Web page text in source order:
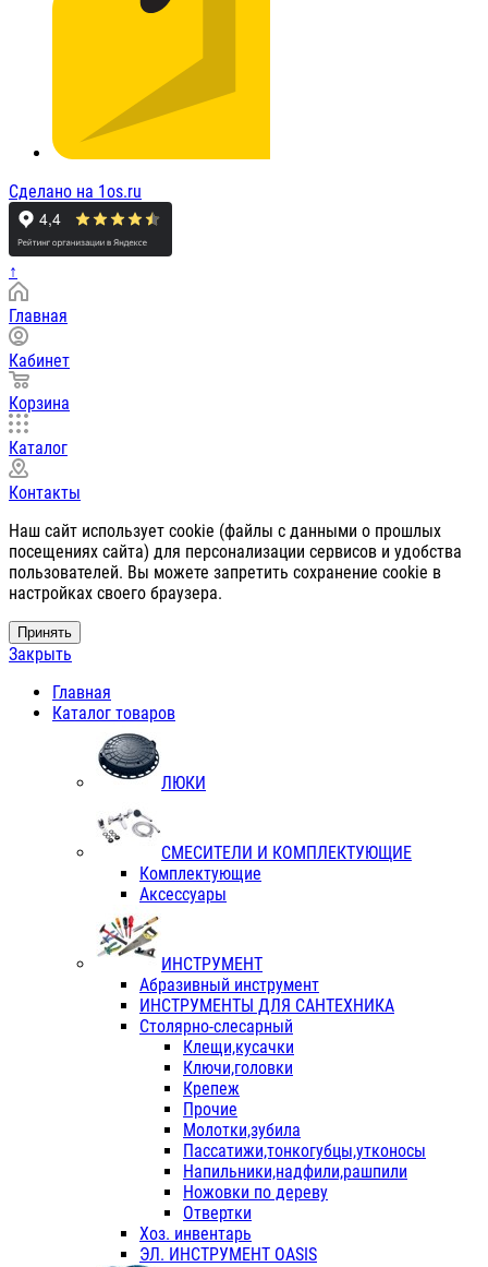
Сделано на 1os.ru
↑
Главная
Кабинет
Корзина
Каталог
Контакты
Наш сайт использует cookie (файлы с данными о прошлых
посещениях сайта) для персонализации сервисов и удобства
пользователей. Вы можете запретить сохранение cookie в
настройках своего браузера.
Принять
Закрыть
Главная
Каталог товаров
ЛЮКИ
СМЕСИТЕЛИ И КОМПЛЕКТУЮЩИЕ
Комплектующие
Аксессуары
ИНСТРУМЕНТ
Абразивный инструмент
ИНСТРУМЕНТЫ ДЛЯ САНТЕХНИКА
Столярно-слесарный
Клещи,кусачки
Ключи,головки
Крепеж
Прочие
Молотки,зубила
Пассатижи,тонкогубцы,утконосы
Напильники,надфили,рашпили
Ножовки по дереву
Отвертки
Хоз. инвентарь
ЭЛ. ИНСТРУМЕНТ OASIS